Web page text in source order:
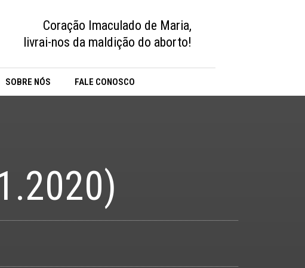
Coração Imaculado de Maria,
livrai-nos da maldição do aborto!
SOBRE NÓS FALE CONOSCO